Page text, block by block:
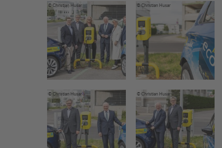
© Christian Husar © Christian Husar
© Christian Husar © Christian Husar